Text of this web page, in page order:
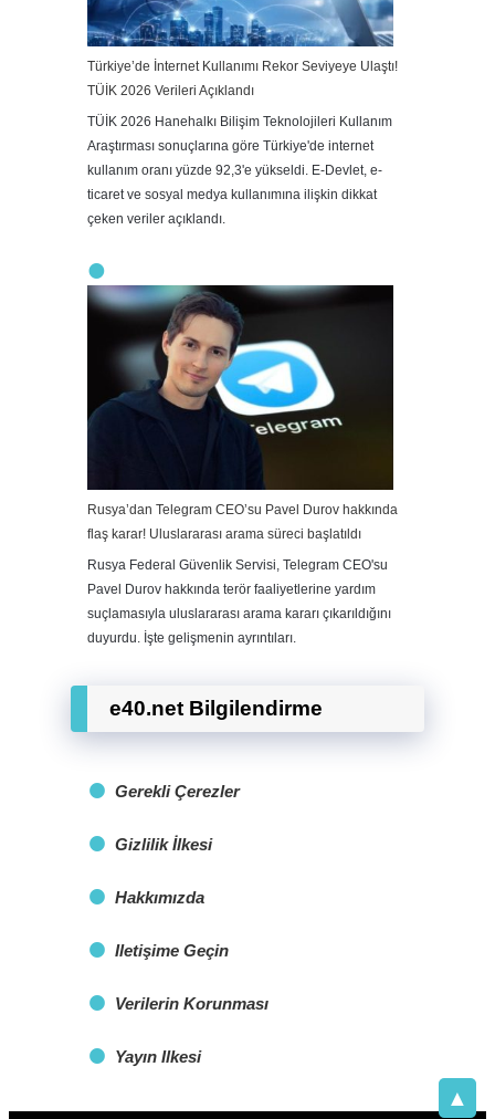
Türkiye’de İnternet Kullanımı Rekor Seviyeye Ulaştı!
TÜİK 2026 Verileri Açıklandı
TÜİK 2026 Hanehalkı Bilişim Teknolojileri Kullanım
Araştırması sonuçlarına göre Türkiye'de internet
kullanım oranı yüzde 92,3'e yükseldi. E-Devlet, e-
ticaret ve sosyal medya kullanımına ilişkin dikkat
çeken veriler açıklandı.
Rusya’dan Telegram CEO’su Pavel Durov hakkında
flaş karar! Uluslararası arama süreci başlatıldı
Rusya Federal Güvenlik Servisi, Telegram CEO'su
Pavel Durov hakkında terör faaliyetlerine yardım
suçlamasıyla uluslararası arama kararı çıkarıldığını
duyurdu. İşte gelişmenin ayrıntıları.
e40.net Bilgilendirme
Gerekli Çerezler
Gizlilik İlkesi
Hakkımızda
Iletişime Geçin
Verilerin Korunması
Yayın Ilkesi
▲